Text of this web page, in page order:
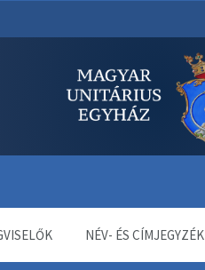
NÉV- ÉS CÍMJEGYZÉK